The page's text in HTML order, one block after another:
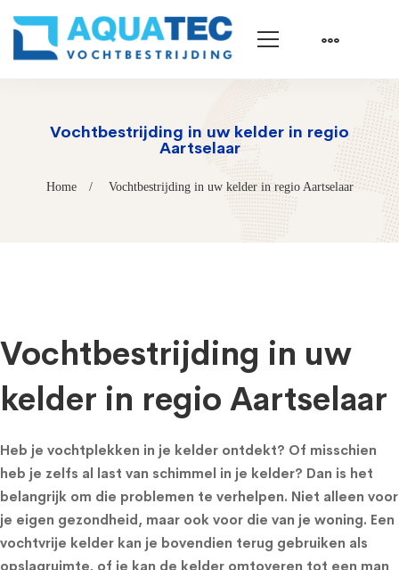
Vochtbestrijding in uw kelder in regio
Aartselaar
Home Vochtbestrijding in uw kelder in regio Aartselaar
Vochtbestrijding in uw
kelder in regio Aartselaar
Heb je vochtplekken in je kelder ontdekt? Of misschien
heb je zelfs al last van schimmel in je kelder? Dan is het
belangrijk om die problemen te verhelpen. Niet alleen voor
je eigen gezondheid, maar ook voor die van je woning. Een
vochtvrije kelder kan je bovendien terug gebruiken als
opslagruimte, of je kan de kelder omtoveren tot een man